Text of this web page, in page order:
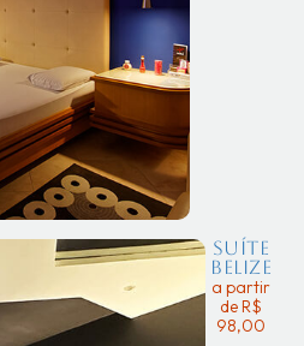
Suíte
Belize
a partir
de R$
98,00